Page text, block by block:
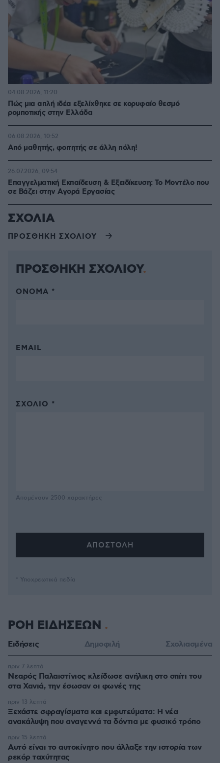
Πώς μια απλή ιδέα εξελίχθηκε σε κορυφαίο θεσμό
ρομποτικής στην Ελλάδα
04.08.2026, 11:20
Από μαθητής, φοιτητής σε άλλη πόλη!
06.08.2026, 10:52
Επαγγελματική Εκπαίδευση & Εξειδίκευση: Το Mοντέλο που
σε Bάζει στην Aγορά Eργασίας
26.07.2026, 09:54
ΣΧΟΛΙΑ
ΠΡΟΣΘΗΚΗ ΣΧΟΛΙΟΥ
ΠΡΟΣΘΗΚΗ ΣΧΟΛΙΟΥ
ΌΝΟΜΑ *
EMAIL
ΣΧΌΛΙΟ *
Απομένουν 2500 χαρακτήρες
* Υποχρεωτικά πεδία
ΡΟΗ ΕΙΔΗΣΕΩΝ
Ειδήσεις Δημοφιλή Σχολιασμένα
Νεαρός Παλαιστίνιος κλείδωσε ανήλικη στο σπίτι του
στα Χανιά, την έσωσαν οι φωνές της
πριν 7 λεπτά
Ξεχάστε σφραγίσματα και εμφυτεύματα: Η νέα
ανακάλυψη που αναγεννά τα δόντια με φυσικό τρόπο
πριν 13 λεπτά
Αυτό είναι το αυτοκίνητο που άλλαξε την ιστορία των
ρεκόρ ταχύτητας
πριν 15 λεπτά